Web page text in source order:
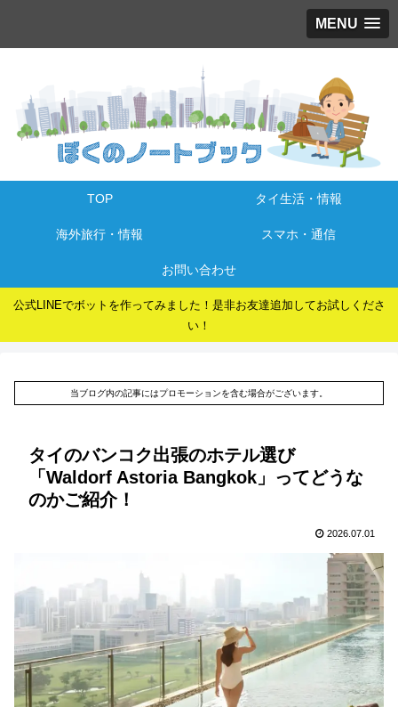
MENU
TOP タイ生活・情報
海外旅行・情報 スマホ・通信
お問い合わせ
公式LINEでボットを作ってみました！是非お友達追加してお試しくださ
い！
当ブログ内の記事にはプロモーションを含む場合がございます。
タイのバンコク出張のホテル選び
「Waldorf Astoria Bangkok」ってどうな
のかご紹介！
2026.07.01